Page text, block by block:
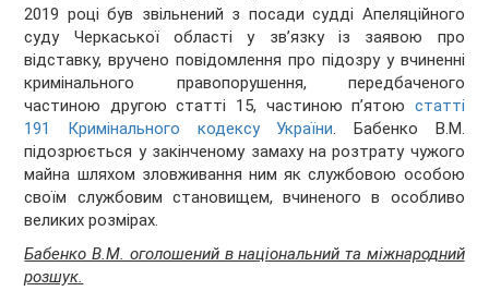
2019 році був звільнений з посади судді Апеляційного
суду Черкаської області у зв’язку із заявою про
відставку, вручено повідомлення про підозру у вчиненні
кримінального правопорушення, передбаченого
частиною другою статті 15, частиною п’ятою статті
191 Кримінального кодексу України. Бабенко В.М.
підозрюється у закінченому замаху на розтрату чужого
майна шляхом зловживання ним як службовою особою
своїм службовим становищем, вчиненого в особливо
великих розмірах.
Бабенко В.М. оголошений в національний та міжнародний
розшук.